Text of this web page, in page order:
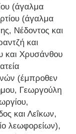
(άγαλμα
(άγαλμα
Νέδοντος και
και
και Χρυσάνθου
(έμπροθεν
Γεωργούλη
και Λεΐκων,
λεωφορείων),